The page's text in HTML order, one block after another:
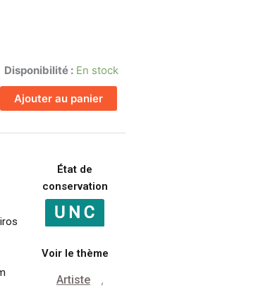
Disponibilité : En stock
Ajouter au panier
État de
conservation
Voir le thème
Artiste ,